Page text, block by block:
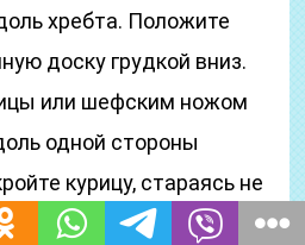
хребта. Положите
доску грудкой вниз.
или шефским ножом
одной стороны
курицу, стараясь не
кожу.